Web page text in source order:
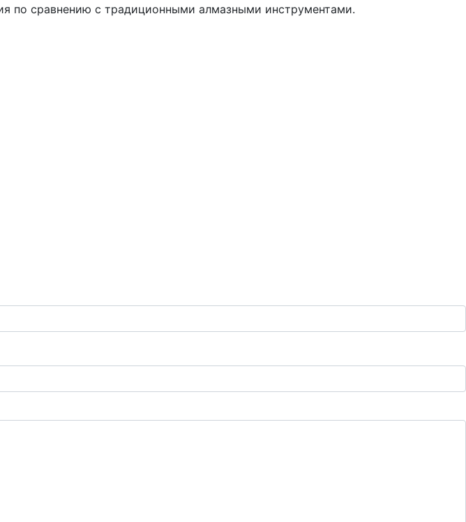
по сравнению с традиционными алмазными инструментами.